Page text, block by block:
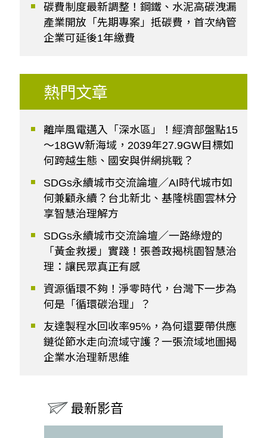
碳費制度最新調整！鋼鐵、水泥高碳洩漏
產業開放「先期專案」抵碳費，首次納管
企業可延後1年繳費
熱門文章
離岸風電邁入「深水區」！經濟部盤點15
～18GW新海域，2039年27.9GW目標如
何跨越生態、國安與併網挑戰？
SDGs永續城市交流論壇／AI時代城市如
何兼顧永續？台北新北、基隆桃園雲林分
享智慧治理解方
SDGs永續城市交流論壇／一路綠燈的
「黃金救援」實踐！張善政揭桃園智慧治
理：讓民眾真正有感
資源循環不夠！淨零時代，台灣下一步為
何是「循環碳治理」？
友達製程水回收率95%，為何還要帶供應
鏈從節水走向流域守護？一張流域地圖揭
企業水治理新思維
最新影音